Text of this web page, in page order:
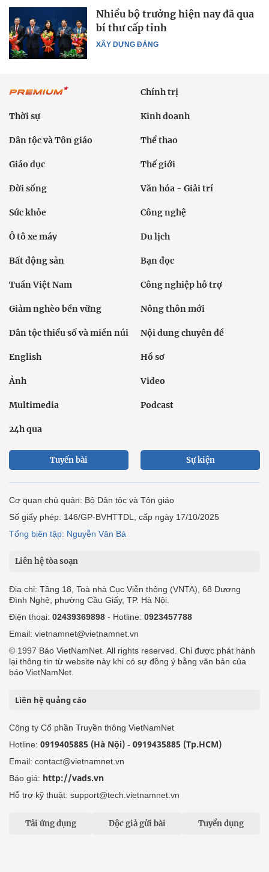
XÂY DỰNG ĐẢNG
Nhiều bộ trưởng hiện nay đã qua
bí thư cấp tỉnh
Chính trị
Thời sự Kinh doanh
Dân tộc và Tôn giáo Thể thao
Giáo dục Thế giới
Đời sống Văn hóa - Giải trí
Sức khỏe Công nghệ
Ô tô xe máy Du lịch
Bất động sản Bạn đọc
Tuần Việt Nam Công nghiệp hỗ trợ
Giảm nghèo bền vững Nông thôn mới
Dân tộc thiểu số và miền núi Nội dung chuyên đề
English Hồ sơ
Ảnh Video
Multimedia Podcast
24h qua
Tuyến bài Sự kiện
Cơ quan chủ quản: Bộ Dân tộc và Tôn giáo
Số giấy phép: 146/GP-BVHTTDL, cấp ngày 17/10/2025
Tổng biên tập: Nguyễn Văn Bá
Liên hệ tòa soạn
Địa chỉ: Tầng 18, Toà nhà Cục Viễn thông (VNTA), 68 Dương
Đình Nghệ, phường Cầu Giấy, TP. Hà Nội.
Điện thoại: 02439369898 - Hotline: 0923457788
Email: vietnamnet@vietnamnet.vn
© 1997 Báo VietNamNet. All rights reserved. Chỉ được phát hành
lại thông tin từ website này khi có sự đồng ý bằng văn bản của
báo VietNamNet.
Liên hệ quảng cáo
Công ty Cổ phần Truyền thông VietNamNet
Hotline: 0919405885 (Hà Nội) - 0919435885 (Tp.HCM)
Email: contact@vietnamnet.vn
Báo giá: http://vads.vn
Hỗ trợ kỹ thuật: support@tech.vietnamnet.vn
Tải ứng dụng Độc giả gửi bài Tuyển dụng